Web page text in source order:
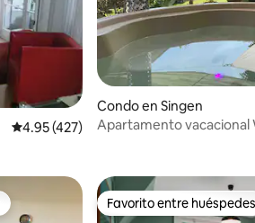
Calificación promedio: 4.95 de 5, 427
4.95 (427)
Condo en Singen
Apartamento vacacional
Favorito entre huéspedes
Favorito entre huéspedes